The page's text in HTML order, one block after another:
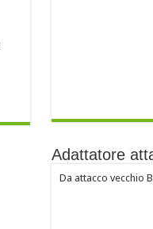
Adattatore
Da attacco vecchio